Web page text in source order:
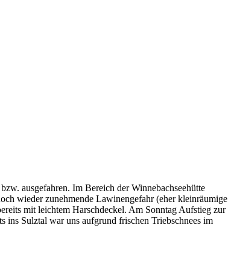
ausgefahren. Im Bereich der Winnebachseehütte
wieder zunehmende Lawinengefahr (eher kleinräumige
mit leichtem Harschdeckel. Am Sonntag Aufstieg zur
ins Sulztal war uns aufgrund frischen Triebschnees im